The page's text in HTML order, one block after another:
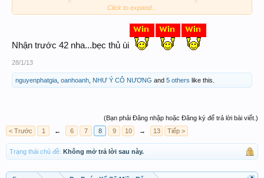
Ngủm thì ngủm,mà mum thì mum
Click to expand...
Nhận trước 42 nha...bẹc thủ ùi
28/1/13
nguyenphatgia oanhoanh NHƯ Ý CÔ NƯƠNG and 5 others like this.
(Bạn phải Đăng nhập hoặc Đăng ký để trả lời bài viết.)
< Trước
1 ← 6 7 8 9 10 → 13 Tiếp >
Trạng thái chủ đề: Không mở trả lời sau này.